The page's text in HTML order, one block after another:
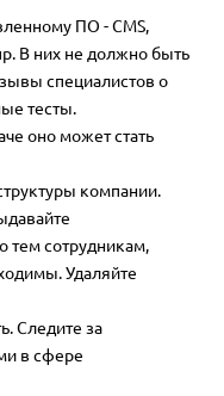
ПО - CMS,
В них не должно быть
специалистов о
тесты.
оно может стать
компании.
тем сотрудникам,
Удаляйте
Следите за
в сфере